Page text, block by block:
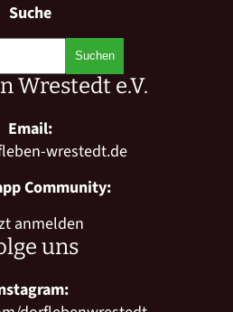
Suche
Wrestedt e.V.
Email:
wrestedt.de
Community:
anmelden
uns